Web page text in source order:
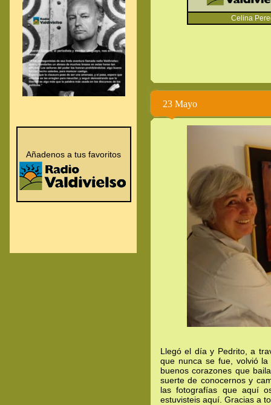
Añadenos a tus favoritos
Celina
23 Mayo
Llegó el día y Pedrito, a
que nunca se fue, volvió
buenos corazones que
suerte de conocernos y
las fotografías que aquí
estuvisteis aquí. Gracias a